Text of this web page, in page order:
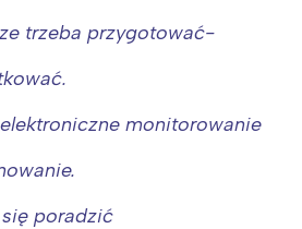
trzeba przygotować-
monitorowanie
poradzić